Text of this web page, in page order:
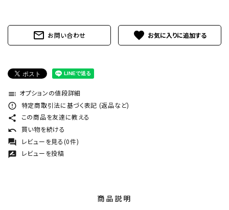
mail_outline お問い合わせ favorite
toc オプションの値段詳細
error_outline 特定商取引法に基づく表記 (返品など)
share この商品を友達に教える
undo 買い物を続ける
forum レビューを見る(0件)
rate_review レビューを投稿
商品説明